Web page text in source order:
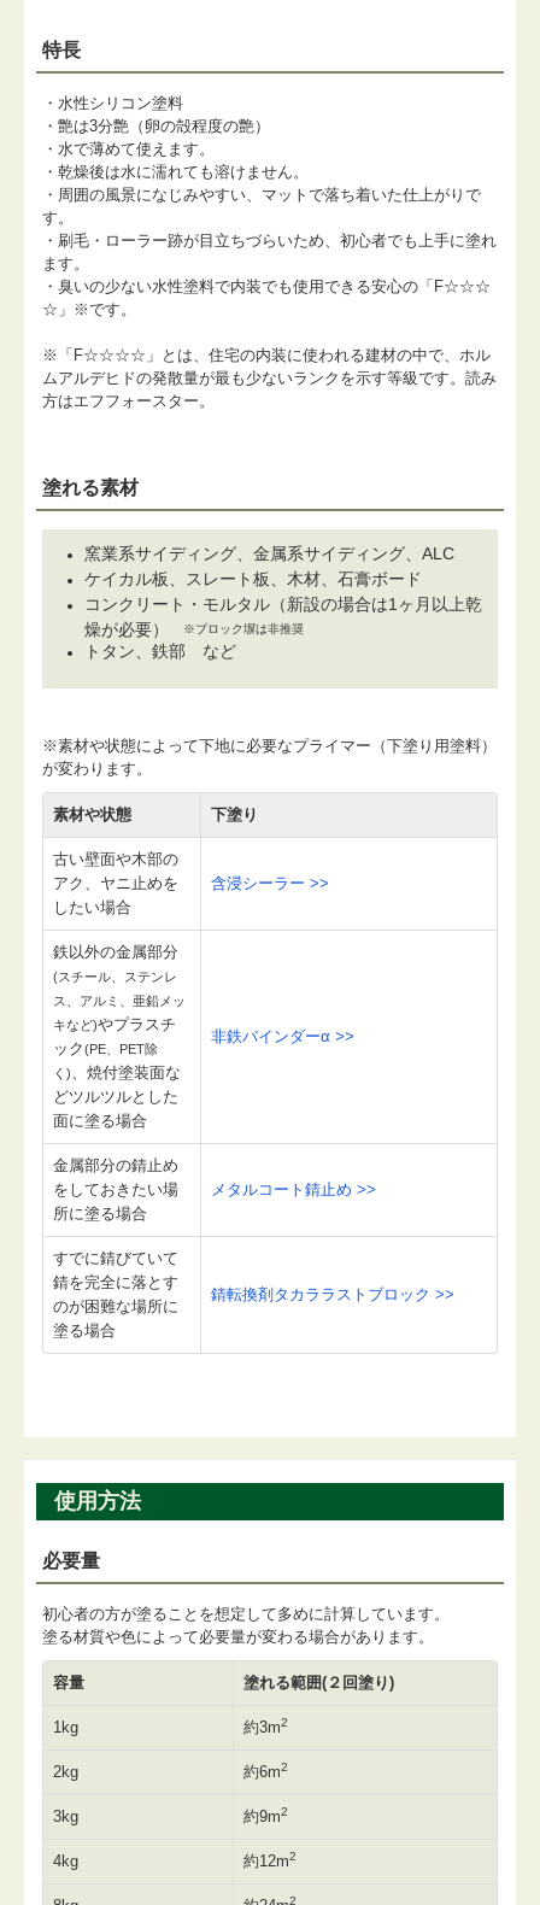
特長
・水性シリコン塗料
・艶は3分艶（卵の殻程度の艶）
・水で薄めて使えます。
・乾燥後は水に濡れても溶けません。
・周囲の風景になじみやすい、マットで落ち着いた仕上がりで
す。
・刷毛・ローラー跡が目立ちづらいため、初心者でも上手に塗れ
ます。
・臭いの少ない水性塗料で内装でも使用できる安心の「F☆☆☆
☆」※です。
※「F☆☆☆☆」とは、住宅の内装に使われる建材の中で、ホル
ムアルデヒドの発散量が最も少ないランクを示す等級です。読み
方はエフフォースター。
塗れる素材
窯業系サイディング、金属系サイディング、ALC
ケイカル板、スレート板、木材、石膏ボード
コンクリート・モルタル（新設の場合は1ヶ月以上乾
燥が必要） ※ブロック塀は非推奨
トタン、鉄部 など
※素材や状態によって下地に必要なプライマー（下塗り用塗料）
が変わります。
素材や状態 下塗り
古い壁面や木部の
アク、ヤニ止めを
したい場合
含浸シーラー >>
鉄以外の金属部分
(スチール、ステンレ
ス、アルミ、亜鉛メッ
キなど)やプラスチ
ック(PE、PET除
く)、焼付塗装面な
どツルツルとした
面に塗る場合
非鉄バインダーα >>
金属部分の錆止め
をしておきたい場
所に塗る場合
メタルコート錆止め >>
すでに錆びていて
錆を完全に落とす
のが困難な場所に
塗る場合
錆転換剤タカララストブロック >>
使用方法
必要量
初心者の方が塗ることを想定して多めに計算しています。
塗る材質や色によって必要量が変わる場合があります。
容量 塗れる範囲(２回塗り)
1kg 約3m2
2kg 約6m2
3kg 約9m2
4kg 約12m2
2